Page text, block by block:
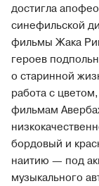
достигла
синефильской
фильмы Жака
героев
о старинной
работа с
фильмам
бордовый и
наитию — под
музыкального